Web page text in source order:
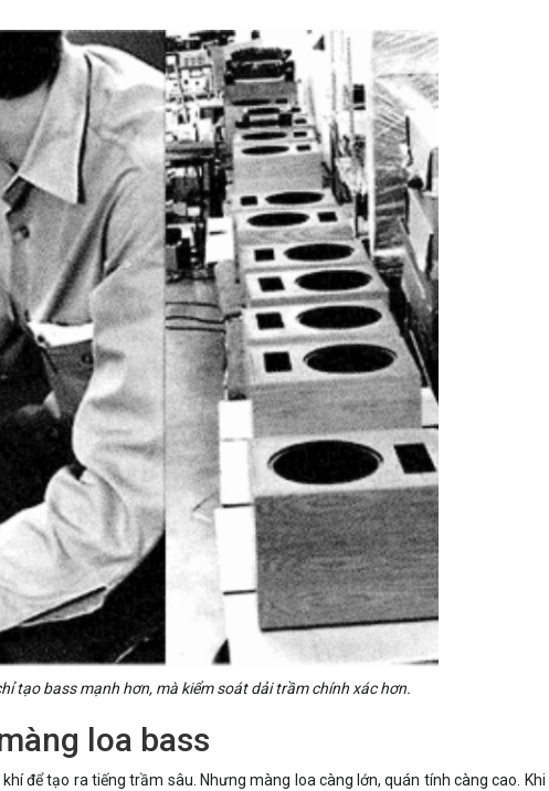
tạo bass mạnh hơn, mà kiểm soát dải trầm chính xác hơn.
loa bass
để tạo ra tiếng trầm sâu. Nhưng màng loa càng lớn, quán tính càng cao. Khi